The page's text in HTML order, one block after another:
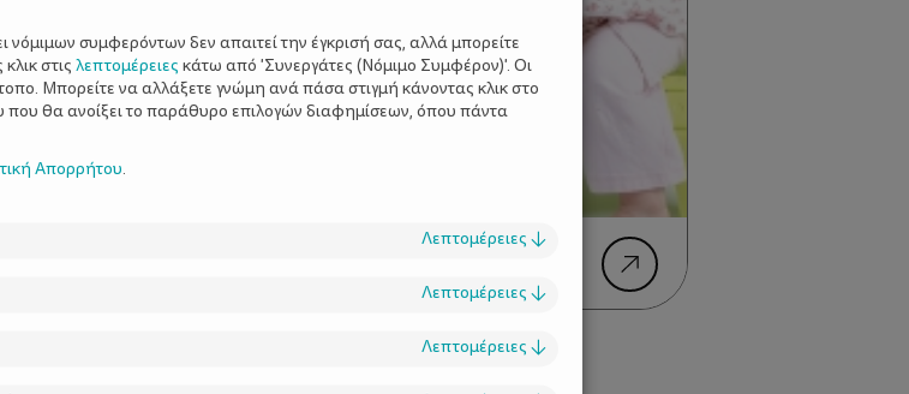
«Μπαμπά άτα!»: Υπόθεση ομιλία
συμφερόντων δεν απαιτεί την έγκρισή σας, αλλά μπορείτε
στις λεπτομέρειες κάτω από 'Συνεργάτες (Νόμιμο Συμφέρον)'. Οι
Μπορείτε να αλλάξετε γνώμη ανά πάσα στιγμή κάνοντας κλικ στο
που θα ανοίξει το παράθυρο επιλογών διαφημίσεων, όπου πάντα
Απορρήτου.
Λεπτομέρειες ↓
Λεπτομέρειες ↓
Λεπτομέρειες ↓